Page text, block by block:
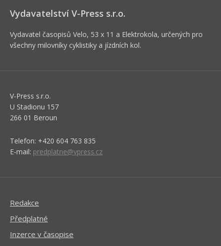
Vydavatelství V-Press s.r.o.
Vydavatel časopisů Velo, 53 x 11 a Elektrokola, určených pro
všechny milovníky cyklistiky a jízdních kol.
V-Press s.r.o.
U Stadionu 157
266 01 Beroun
Telefon: +420 604 763 835
E-mail: predplatne@vpress.cz
Redakce
Předplatné
Inzerce v časopise